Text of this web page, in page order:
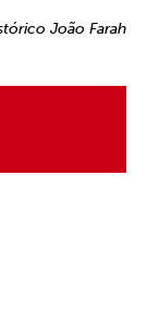
João Farah